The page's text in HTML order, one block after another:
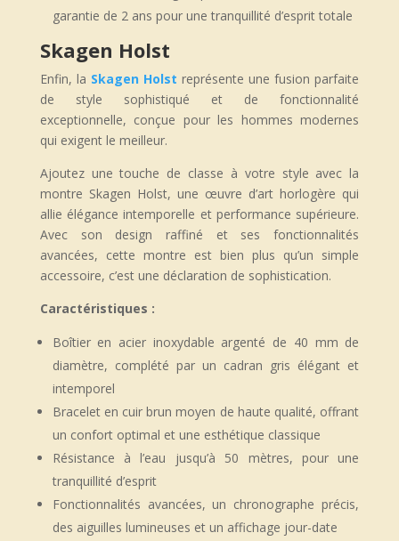
garantie de 2 ans pour une tranquillité d’esprit totale
Skagen Holst
Enfin, la Skagen Holst représente une fusion parfaite
de style sophistiqué et de fonctionnalité
exceptionnelle, conçue pour les hommes modernes
qui exigent le meilleur.
Ajoutez une touche de classe à votre style avec la
montre Skagen Holst, une œuvre d’art horlogère qui
allie élégance intemporelle et performance supérieure.
Avec son design raffiné et ses fonctionnalités
avancées, cette montre est bien plus qu’un simple
accessoire, c’est une déclaration de sophistication.
Caractéristiques :
Boîtier en acier inoxydable argenté de 40 mm de
diamètre, complété par un cadran gris élégant et
intemporel
Bracelet en cuir brun moyen de haute qualité, offrant
un confort optimal et une esthétique classique
Résistance à l’eau jusqu’à 50 mètres, pour une
tranquillité d’esprit
Fonctionnalités avancées, un chronographe précis,
des aiguilles lumineuses et un affichage jour-date